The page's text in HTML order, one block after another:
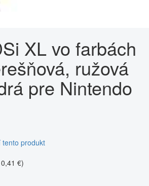
XL vo farbách
ružová
pre Nintendo
tento produkt
€)